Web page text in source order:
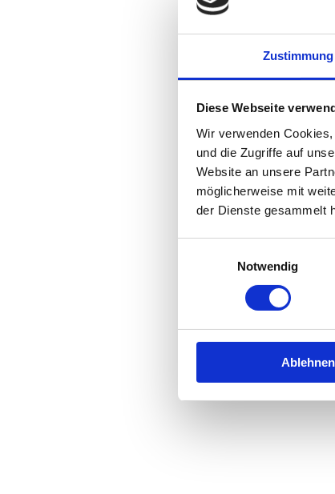
Zustimmung
Diese Webseite
Wir verwenden
und die Zugriffe auf
Website an unsere
möglicherweise mit
der Dienste gesammelt
Notwendig
Ablehnen